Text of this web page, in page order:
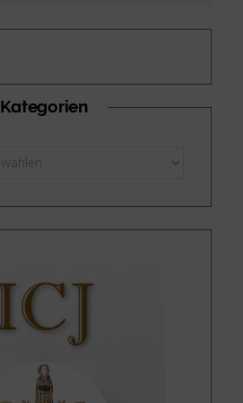
Kategorien